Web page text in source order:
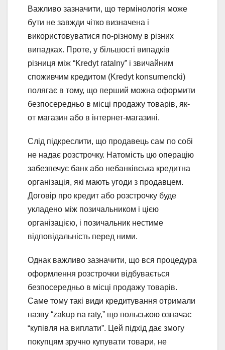
Важливо зазначити, що термінологія може
бути не завжди чітко визначена і
використовуватися по-різному в різних
випадках. Проте, у більшості випадків
різниця між “Kredyt ratalny” і звичайним
споживчим кредитом (Kredyt konsumencki)
полягає в тому, що перший можна оформити
безпосередньо в місці продажу товарів, як-
от магазин або в інтернет-магазині.
Слід підкреслити, що продавець сам по собі
не надає розстрочку. Натомість цю операцію
забезпечує банк або небанківська кредитна
організація, які мають угоди з продавцем.
Договір про кредит або розстрочку буде
укладено між позичальником і цією
організацією, і позичальник нестиме
відповідальність перед ними.
Однак важливо зазначити, що вся процедура
оформлення розстрочки відбувається
безпосередньо в місці продажу товарів.
Саме тому такі види кредитування отримали
назву “zakup na raty,” що польською означає
“купівля на виплати”. Цей підхід дає змогу
покупцям зручно купувати товари, не